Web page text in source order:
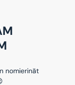
nomierināt